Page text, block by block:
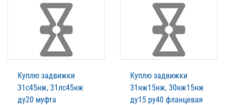
Куплю задвижки
31с45нж, 31лс45нж
ду20 муфта
Куплю задвижки
31нж15нж, 30нж15нж
ду15 ру40 фланцевая